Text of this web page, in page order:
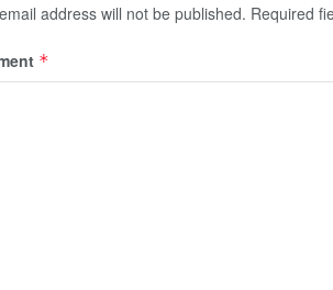
address will not be published. Required
*